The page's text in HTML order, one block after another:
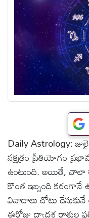
సినిమా
క్రీడలు
వ్యాపారం
లైఫ్
టెక్నాలజీ
స్పెషల్స్
కెరీర్ &
Daily Astrology:
నక్షత్రం ప్రీతియోగం
ఉంటుంది. అయితే, చాలా
కొంత ఇబ్బంది కరంగానే
వివాదాలు చోటు
ఈరోజు ద్వాదశ రాశుల